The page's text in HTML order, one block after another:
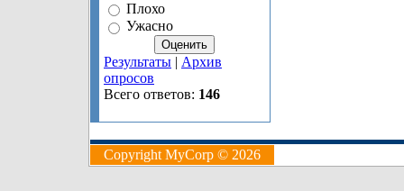
Плохо
Ужасно
Результаты | Архив
опросов
Всего ответов: 146
Copyright MyCorp © 2026